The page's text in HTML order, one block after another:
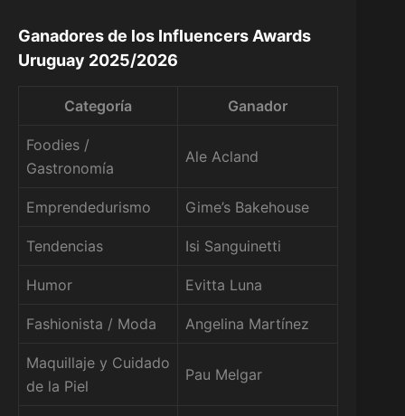
Ganadores de los Influencers Awards
Uruguay 2025/2026
Categoría Ganador
Foodies /
Gastronomía
Ale Acland
Emprendedurismo Gime’s Bakehouse
Tendencias Isi Sanguinetti
Humor Evitta Luna
Fashionista / Moda Angelina Martínez
Maquillaje y Cuidado
de la Piel
Pau Melgar